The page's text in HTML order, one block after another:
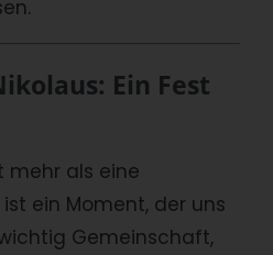
Ein Fest
mehr als eine
ein Moment, der uns
Gemeinschaft,